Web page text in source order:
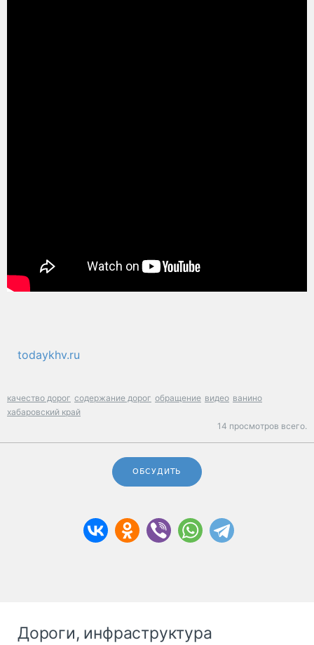
todaykhv.ru
качество дорог содержание дорог обращение видео ванино
хабаровский край
14 просмотров всего.
ОБСУДИТЬ
Дороги, инфраструктура